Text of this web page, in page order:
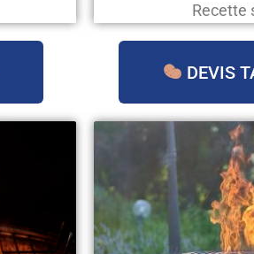
Recette
DEVIS